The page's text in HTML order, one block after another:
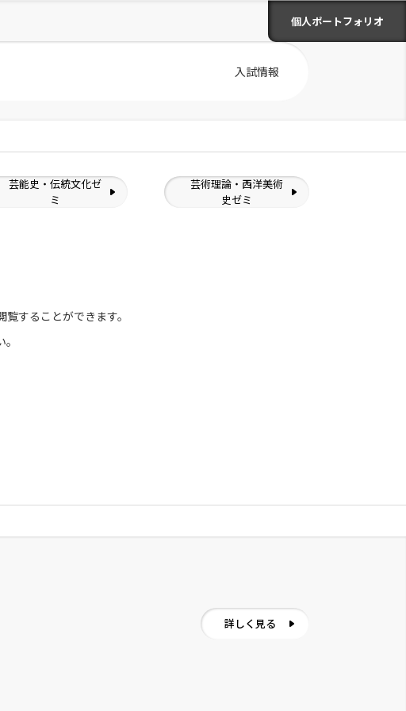
個人ポートフォリオ
入試情報
芸能史・伝統文化ゼ
ミ
芸術理論・西洋美術
史ゼミ
覧することができます。
詳しく見る